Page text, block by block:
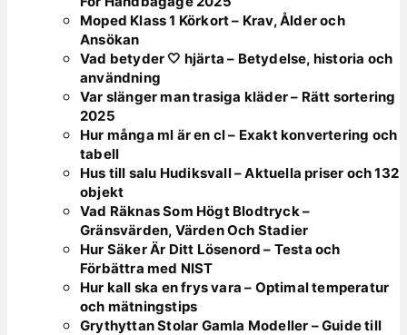
Moped Klass 1 Körkort – Krav, Ålder och
Ansökan
Vad betyder 🤍 hjärta – Betydelse, historia och
användning
Var slänger man trasiga kläder – Rätt sortering
2025
Hur många ml är en cl – Exakt konvertering och
tabell
Hus till salu Hudiksvall – Aktuella priser och 132
objekt
Vad Räknas Som Högt Blodtryck –
Gränsvärden, Värden Och Stadier
Hur Säker Är Ditt Lösenord – Testa och
Förbättra med NIST
Hur kall ska en frys vara – Optimal temperatur
och mätningstips
Grythyttan Stolar Gamla Modeller – Guide till